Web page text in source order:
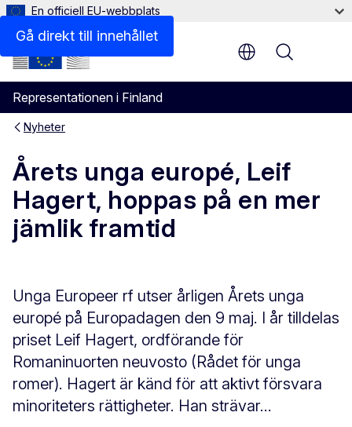
Gå direkt till innehållet
En officiell EU-webbplats
Representationen i Finland
Menu
Nyheter
Årets unga europé, Leif
Hagert, hoppas på en mer
jämlik framtid
Unga Europeer rf utser årligen Årets unga
europé på Europadagen den 9 maj. I år tilldelas
priset Leif Hagert, ordförande för
Romaninuorten neuvosto (Rådet för unga
romer). Hagert är känd för att aktivt försvara
minoriteters rättigheter. Han strävar...